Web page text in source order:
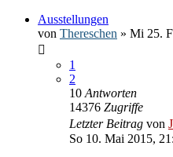
Ausstellungen
von Thereschen » Mi 25.
1
2
10 Antworten
14376 Zugriffe
Letzter Beitrag von
So 10. Mai 2015,